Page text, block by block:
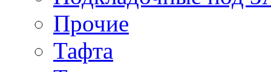
Прочие
Тафта